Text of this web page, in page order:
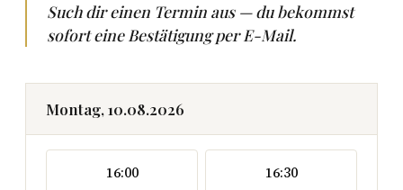
Such dir einen Termin aus — du bekommst
sofort eine Bestätigung per E-Mail.
Montag, 10.08.2026
16:00 16:30